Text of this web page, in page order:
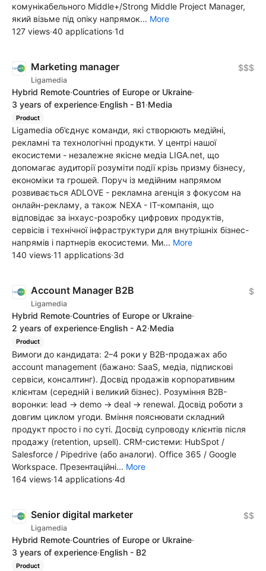
комунікабельного Middle+/Strong Middle Project Manager,
який візьме під опіку напрямок... More
127 views·40 applications·1d
Marketing manager
Ligamedia
$$$
Hybrid Remote·Countries of Europe or Ukraine·
3 years of experience·English - B1·Media
Product
Ligamedia об’єднує команди, які створюють медійні,
рекламні та технологічні продукти. У центрі нашої
екосистеми - незалежне якісне медіа LIGA.net, що
допомагає аудиторії розуміти події крізь призму бізнесу,
економіки та грошей. Поруч із медійним напрямом
розвивається ADLOVE - рекламна агенція з фокусом на
онлайн-рекламу, а також NEXA - IT-компанія, що
відповідає за інхаус-розробку цифрових продуктів,
сервісів і технічної інфраструктури для внутрішніх бізнес-
напрямів і партнерів екосистеми. Ми... More
140 views·11 applications·3d
Account Manager B2B
Ligamedia
$
Hybrid Remote·Countries of Europe or Ukraine·
2 years of experience·English - A2·Media
Product
Вимоги до кандидата: 2–4 роки у B2B-продажах або
account management (бажано: SaaS, медіа, підпискові
сервіси, консалтинг). Досвід продажів корпоративним
клієнтам (середній і великий бізнес). Розуміння B2B-
воронки: lead → demo → deal → renewal. Досвід роботи з
довгим циклом угоди. Вміння пояснювати складний
продукт просто і по суті. Досвід супроводу клієнтів після
продажу (retention, upsell). CRM-системи: HubSpot /
Salesforce / Pipedrive (або аналоги). Office 365 / Google
Workspace. Презентаційні... More
164 views·14 applications·4d
Senior digital marketer
Ligamedia
$$
Hybrid Remote·Countries of Europe or Ukraine·
3 years of experience·English - B2
Product